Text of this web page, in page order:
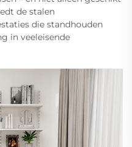
de stalen
die standhouden
in veeleisende